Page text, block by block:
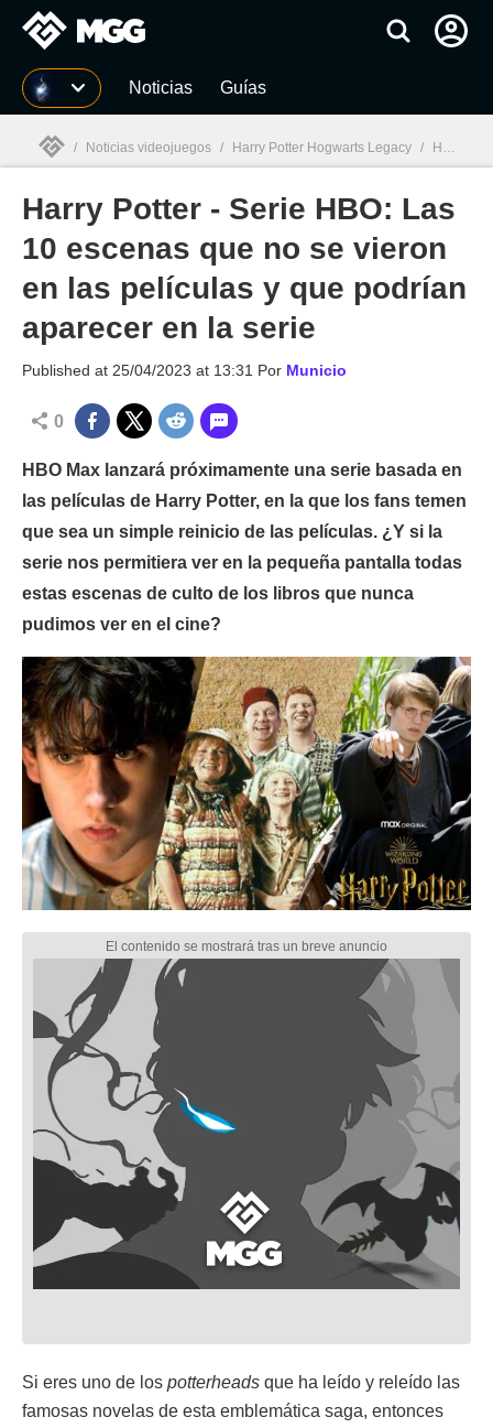
MGG Noticias Guías
MGG
/ Noticias videojuegos / Harry Potter Hogwarts Legacy / Harry Potter - Serie HBO: Las 10 escenas que no se vieron en las películas y que podrían aparecer en la serie
Harry Potter - Serie HBO: Las
10 escenas que no se vieron
en las películas y que podrían
aparecer en la serie
Published at 25/04/2023 at 13:31 Por Municio
0
HBO Max lanzará próximamente una serie basada en
las películas de Harry Potter, en la que los fans temen
que sea un simple reinicio de las películas. ¿Y si la
serie nos permitiera ver en la pequeña pantalla todas
estas escenas de culto de los libros que nunca
pudimos ver en el cine?
Si eres uno de los potterheads que ha leído y releído las
famosas novelas de esta emblemática saga, entonces